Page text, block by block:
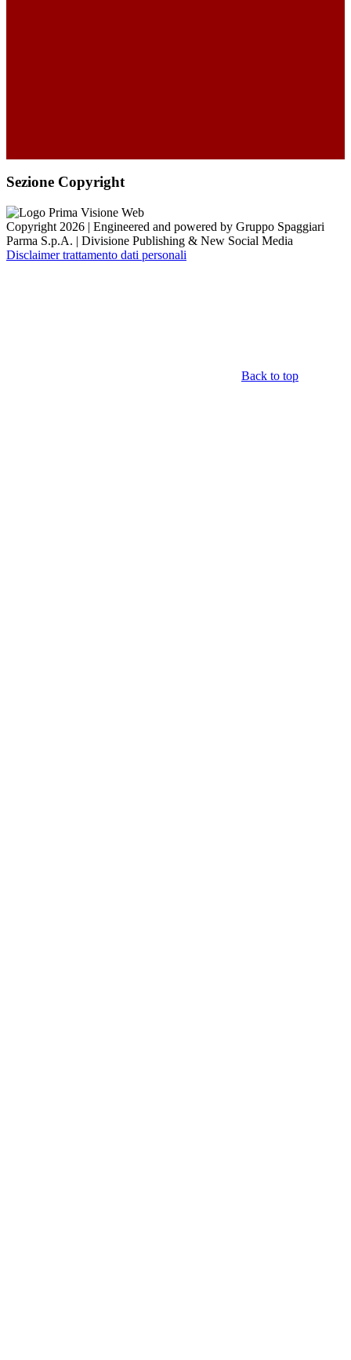
Sezione Copyright
Copyright 2026 | Engineered and powered by Gruppo Spaggiari
Parma S.p.A. | Divisione Publishing & New Social Media
Disclaimer trattamento dati personali
Back to top